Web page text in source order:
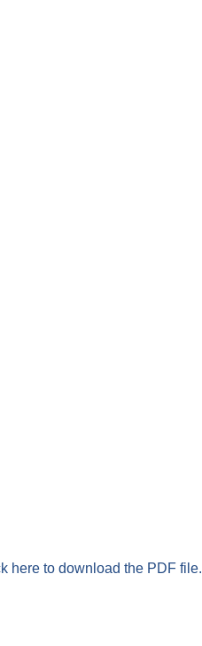
here to download the PDF file.